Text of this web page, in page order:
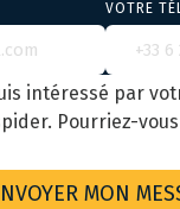
VOTRE